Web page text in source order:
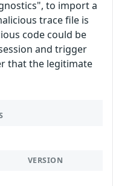
to import a
trace file is
code could be
and trigger
that the legitimate
VERSION